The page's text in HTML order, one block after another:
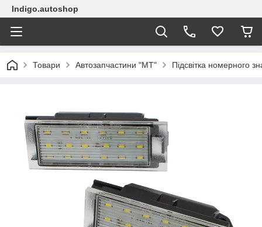
Indigo.autoshop
Товари Автозапчастини "МТ" Підсвітка номерного